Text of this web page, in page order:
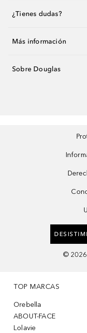
¿Tienes dudas?
Más información
Sobre Douglas
© 2026
TOP MARCAS
Orebella
ABOUT-FACE
Lolavie